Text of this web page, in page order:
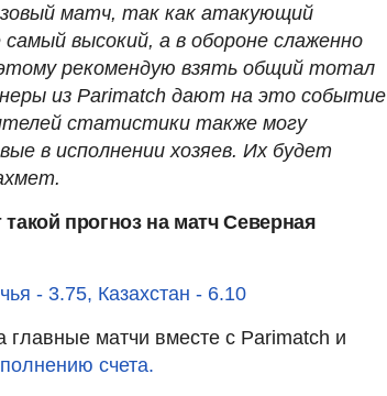
матч, так как атакующий
высокий, а в обороне слаженно
рекомендую взять общий тотал
из Parimatch дают на это событие
статистики также могу
в исполнении хозяев. Их будет
прогноз на матч Северная
- 3.75, Казахстан - 6.10
матчи вместе с Parimatch и
счета.